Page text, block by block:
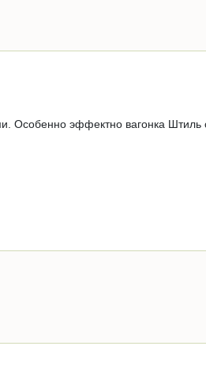
Особенно эффектно вагонка Штиль